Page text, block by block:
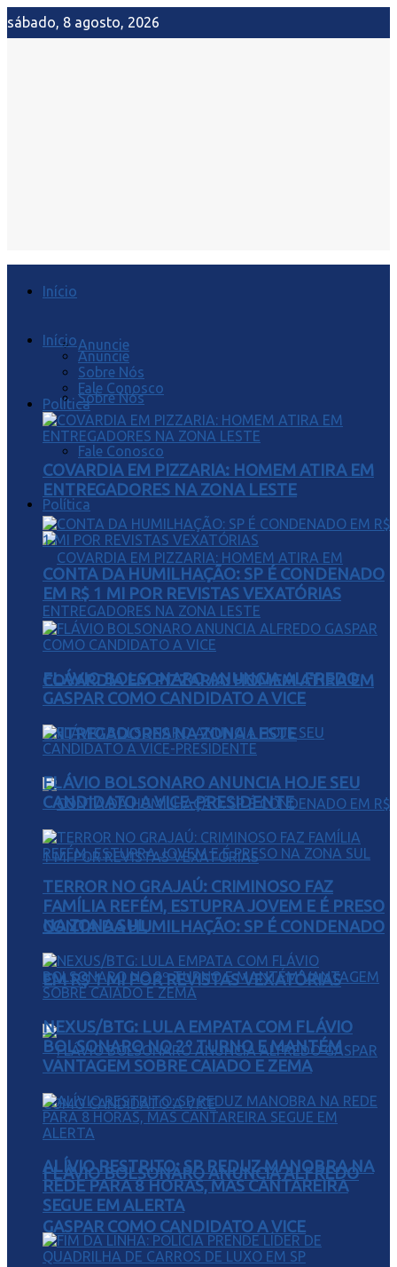
sábado, 8 agosto, 2026
Início
Anuncie
Sobre Nós
Fale Conosco
Política
COVARDIA EM PIZZARIA: HOMEM ATIRA EM
ENTREGADORES NA ZONA LESTE
CONTA DA HUMILHAÇÃO: SP É CONDENADO
EM R$ 1 MI POR REVISTAS VEXATÓRIAS
FLÁVIO BOLSONARO ANUNCIA ALFREDO
GASPAR COMO CANDIDATO A VICE
Início
Anuncie
Sobre Nós
Fale Conosco
Política
COVARDIA EM PIZZARIA: HOMEM ATIRA EM
ENTREGADORES NA ZONA LESTE
CONTA DA HUMILHAÇÃO: SP É CONDENADO
EM R$ 1 MI POR REVISTAS VEXATÓRIAS
FLÁVIO BOLSONARO ANUNCIA ALFREDO
GASPAR COMO CANDIDATO A VICE
FLÁVIO BOLSONARO ANUNCIA HOJE SEU
CANDIDATO A VICE-PRESIDENTE
TERROR NO GRAJAÚ: CRIMINOSO FAZ
FAMÍLIA REFÉM, ESTUPRA JOVEM E É PRESO
NA ZONA SUL
NEXUS/BTG: LULA EMPATA COM FLÁVIO
BOLSONARO NO 2º TURNO E MANTÉM
VANTAGEM SOBRE CAIADO E ZEMA
ALÍVIO RESTRITO: SP REDUZ MANOBRA NA
REDE PARA 8 HORAS, MAS CANTAREIRA
SEGUE EM ALERTA